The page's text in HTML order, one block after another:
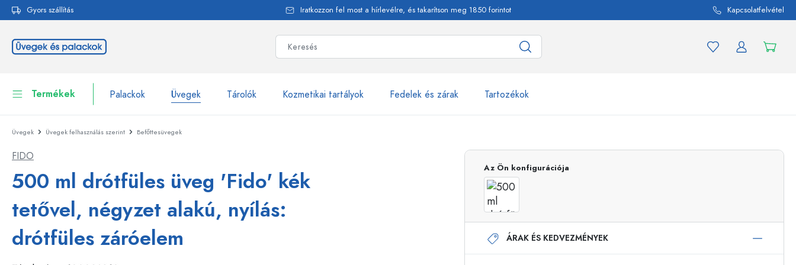
Ugrás a fő navigációhoz
Gyors szállítás Iratkozzon fel most a hírlevélre, és takarítson meg 1850 forintot Kapcsolatfelvétel
Termékek Palackok Üvegek Tárolók Kozmetikai tartályok Fedelek és zárak Tartozékok
Palackok
Tárolók
Edények
Kozmetikai tartályok
Összes megjelenítése Palackok
WECK-palackok
Palackok funkció szerint
Pipettás palackok
Airless adagolók
Roll-on palackok
A befőttes üvegekhez
Üvegek Üvegek felhasználás szerint Befőttesüvegek
FIDO
500 ml drótfüles üveg 'Fido' kék
tetővel, négyzet alakú, nyílás:
drótfüles záróelem
Az Ön konfigurációja
ÁRAK ÉS KEDVEZMÉNYEK